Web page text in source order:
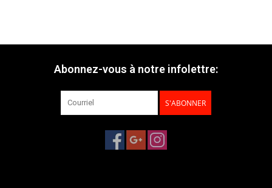
Abonnez-vous à notre infolettre:
S'ABONNER